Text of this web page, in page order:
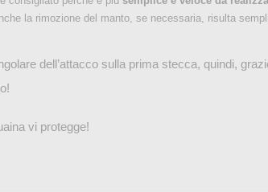
la rimozione del manto, se necessaria, risulta
dell’attacco sulla prima stecca, quindi,
vi protegge!